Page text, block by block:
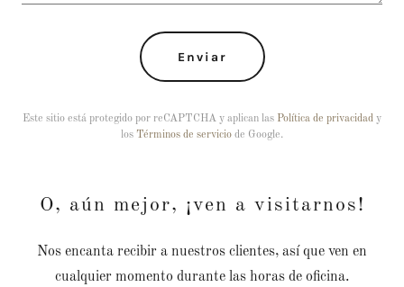
Enviar
Este sitio está protegido por reCAPTCHA y aplican las Política de privacidad y
los Términos de servicio de Google.
O, aún mejor, ¡ven a visitarnos!
Nos encanta recibir a nuestros clientes, así que ven en
cualquier momento durante las horas de oficina.